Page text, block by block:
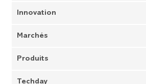
Innovation
Marchés
Produits
Techday